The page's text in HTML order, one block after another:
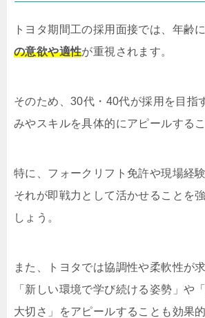
トヨタ期間工の採用面接では、年齢
の意欲や適性が重視されます。
そのため、30代・40代が採用を目指
みやスキルを具体的にアピールする
特に、フォークリフト免許や現場経
それが即戦力として活かせることを
しょう。
また、トヨタでは協調性や柔軟性が
「新しい環境で学び続ける姿勢」や
大切さ」をアピールすることも効果的